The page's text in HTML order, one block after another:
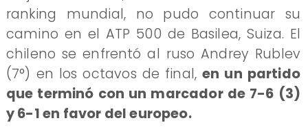
ranking mundial, no pudo continuar su
camino en el ATP 500 de Basilea, Suiza. El
chileno se enfrentó al ruso Andrey Rublev
(7°) en los octavos de final,en un partido
que terminó con un marcador de 7-6 (3)
y 6-1 en favor del europeo.